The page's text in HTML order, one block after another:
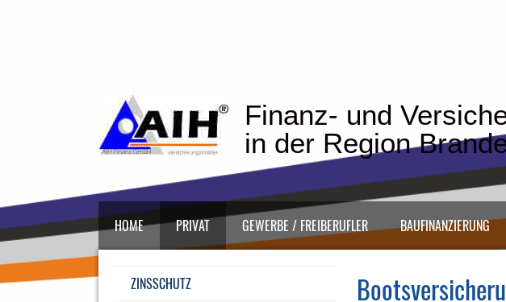
Finanz- und
in der Region
HOME PRIVAT
ZINSSCHUTZ
GEWERBE / FREIBERUFLER BAUFINANZIERUNG